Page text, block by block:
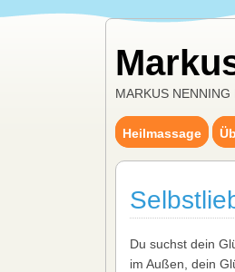
MARKUS
Heilmassage
Du suchst dein
im Außen, dein